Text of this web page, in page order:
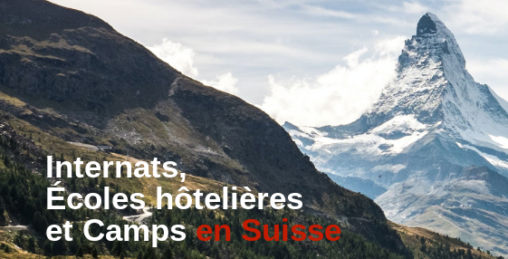
Internats,
Écoles hôtelières
et Campsen Suisse